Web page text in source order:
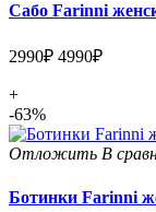
Сабо Farinni
2990₽ 4990₽
+
-63%
Отложить В
Ботинки Farinni